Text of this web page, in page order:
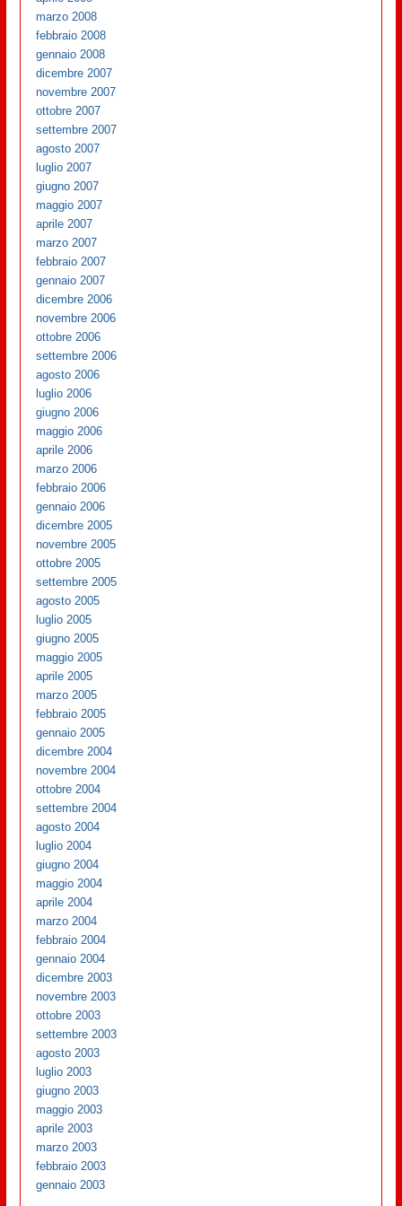
marzo 2008
febbraio 2008
gennaio 2008
dicembre 2007
novembre 2007
ottobre 2007
settembre 2007
agosto 2007
luglio 2007
giugno 2007
maggio 2007
aprile 2007
marzo 2007
febbraio 2007
gennaio 2007
dicembre 2006
novembre 2006
ottobre 2006
settembre 2006
agosto 2006
luglio 2006
giugno 2006
maggio 2006
aprile 2006
marzo 2006
febbraio 2006
gennaio 2006
dicembre 2005
novembre 2005
ottobre 2005
settembre 2005
agosto 2005
luglio 2005
giugno 2005
maggio 2005
aprile 2005
marzo 2005
febbraio 2005
gennaio 2005
dicembre 2004
novembre 2004
ottobre 2004
settembre 2004
agosto 2004
luglio 2004
giugno 2004
maggio 2004
aprile 2004
marzo 2004
febbraio 2004
gennaio 2004
dicembre 2003
novembre 2003
ottobre 2003
settembre 2003
agosto 2003
luglio 2003
giugno 2003
maggio 2003
aprile 2003
marzo 2003
febbraio 2003
gennaio 2003